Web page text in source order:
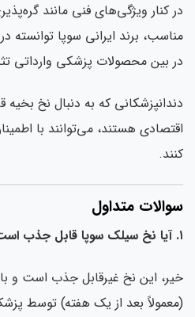
کنار ویژگی‌های فنی مانند گره‌پذیری
برند ایرانی سوپا توانسته در
بین محصولات پزشکی وارداتی
که به دنبال نخ بخیه قابل
هستند، می‌توانند با اطمینان
متداول
این نخ غیرقابل جذب است و باید
بعد از یک هفته) توسط پزشک